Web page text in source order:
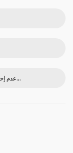
11 - عدم إحكام التعاقدات مع الموردين ومقاولي الباط...